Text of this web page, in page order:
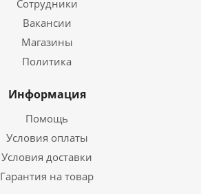
Сотрудники
Вакансии
Магазины
Политика
Информация
Помощь
Условия оплаты
Условия доставки
Гарантия на товар